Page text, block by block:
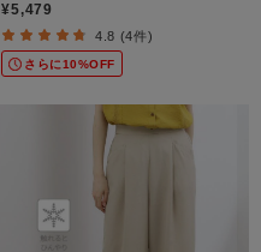
¥5,479
4.8 (4件)
さらに10%OFF